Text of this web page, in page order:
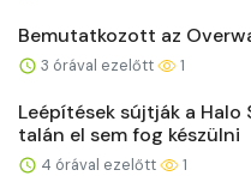
Bemutatkozott az
3 órával ezelőtt 1
Leépítések sújtják a
talán el sem fog készülni
4 órával ezelőtt 1